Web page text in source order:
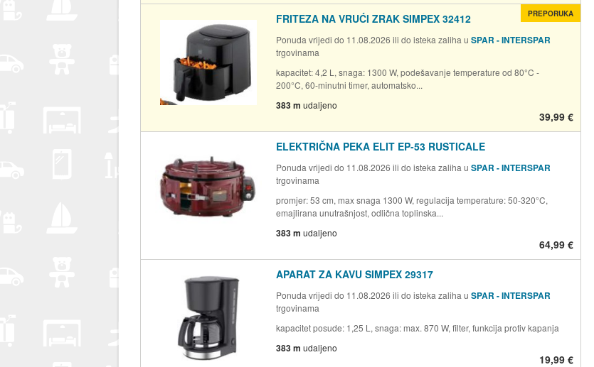
FRITEZA NA VRUĆI ZRAK SIMPEX 32412
Ponuda vrijedi do 11.08.2026 ili do isteka zaliha u SPAR - INTERSPAR
trgovinama
kapacitet: 4,2 L, snaga: 1300 W, podešavanje temperature od 80°C -
200°C, 60-minutni timer, automatsko...
383 m udaljeno
39,99 €
PREPORUKA
ELEKTRIČNA PEKA ELIT EP-53 RUSTICALE
Ponuda vrijedi do 11.08.2026 ili do isteka zaliha u SPAR - INTERSPAR
trgovinama
promjer: 53 cm, max snaga 1300 W, regulacija temperature: 50-320°C,
emajlirana unutrašnjost, odlična toplinska...
383 m udaljeno
64,99 €
APARAT ZA KAVU SIMPEX 29317
Ponuda vrijedi do 11.08.2026 ili do isteka zaliha u SPAR - INTERSPAR
trgovinama
kapacitet posude: 1,25 L, snaga: max. 870 W, filter, funkcija protiv kapanja
383 m udaljeno
19,99 €